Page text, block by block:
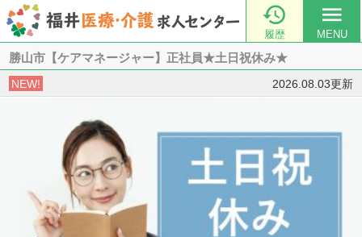

履歴
menu
MENU
勝山市【ケアマネージャー】正社員★土日祝休み★
NEW! 2026.08.03更新